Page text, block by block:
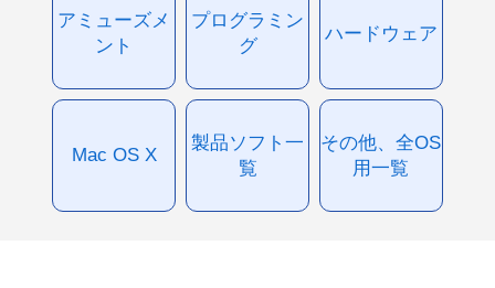
アミューズメ
ント
プログラミン
グ
ハードウェア
Mac OS X
製品ソフト一
覧
その他、全OS
用一覧